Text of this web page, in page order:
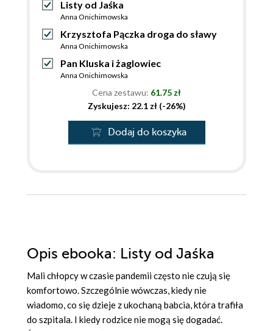
Listy od Jaśka
Anna Onichimowska
Krzysztofa Pączka droga do sławy
Anna Onichimowska
Pan Kluska i żaglowiec
Anna Onichimowska
Cena zestawu: 61.75 zł
Zyskujesz: 22.1 zł (-26%)
Dodaj do koszyka
Opis ebooka: Listy od Jaśka
Mali chłopcy w czasie pandemii często nie czują się
komfortowo. Szczególnie wówczas, kiedy nie
wiadomo, co się dzieje z ukochaną babcia, która trafiła
do szpitala. I kiedy rodzice nie mogą się dogadać.